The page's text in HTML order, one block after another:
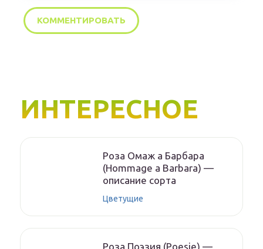
ИНТЕРЕСНОЕ
Роза Омаж а Барбара
(Hommage a Barbara) —
описание сорта
Цветущие
Роза Поэзия (Poesie) —